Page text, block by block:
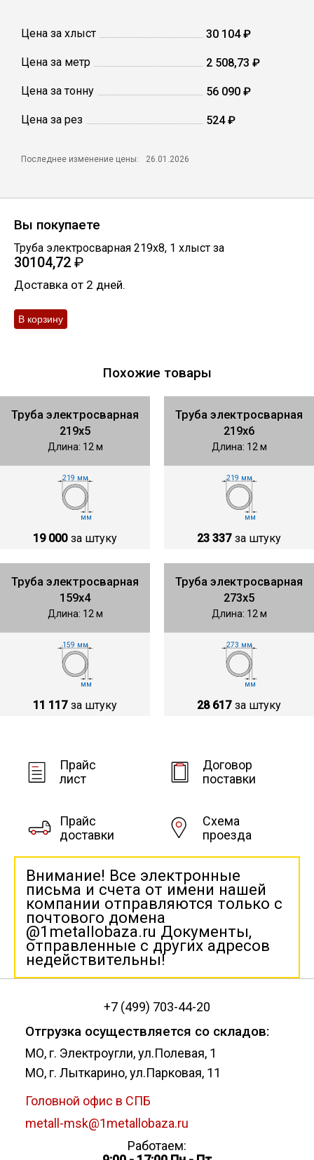
Проволока
Цена за хлыст 30 104 ₽
Цена за метр 2 508,73 ₽
Цена за тонну 56 090 ₽
Цена за рез 524 ₽
Последнее изменение цены: 26.01.2026
Вы покупаете
Труба электросварная 219х8, 1 хлыст за
30104,72 ₽
Доставка от 2 дней.
Похожие товары
Труба электросварная
219х5
Длина: 12 м
219 мм
мм
19 000 за штуку
Труба электросварная
219х6
Длина: 12 м
219 мм
мм
23 337 за штуку
Труба электросварная
159х4
Длина: 12 м
159 мм
мм
11 117 за штуку
Труба электросварная
273х5
Длина: 12 м
273 мм
мм
28 617 за штуку
Прайс
лист
Договор
поставки
Прайс
доставки
Схема
проезда
Внимание! Все электронные
письма и счета от имени нашей
компании отправляются только с
почтового домена
@1metallobaza.ru Документы,
отправленные с других адресов
недействительны!
+7 (499) 703-44-20
Отгрузка осуществляется со складов:
МО, г. Электроугли, ул.Полевая, 1
МО, г. Лыткарино, ул.Парковая, 11
Головной офис в СПБ
metall-msk@1metallobaza.ru
Работаем: